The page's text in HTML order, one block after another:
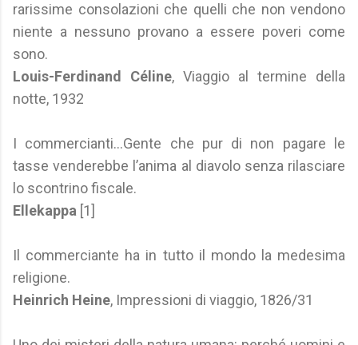
rarissime consolazioni che quelli che non vendono
niente a nessuno provano a essere poveri come
sono.
Louis-Ferdinand Céline, Viaggio al termine della
notte, 1932
I commercianti...Gente che pur di non pagare le
tasse venderebbe l’anima al diavolo senza rilasciare
lo scontrino fiscale.
Ellekappa [1]
Il commerciante ha in tutto il mondo la medesima
religione.
Heinrich Heine, Impressioni di viaggio, 1826/31